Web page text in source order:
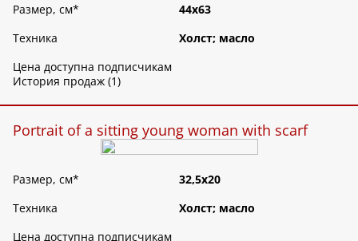
Размер, см*
44х63
Техника
Холст; масло
Цена доступна подписчикам
История продаж (1)
Portrait of a sitting young woman with scarf
Размер, см*
32,5х20
Техника
Холст; масло
Цена доступна подписчикам